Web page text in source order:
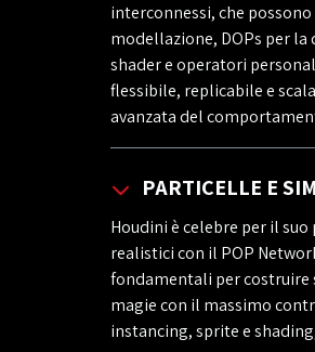
interconnessi, che
modellazione, DOPs per la
shader e operatori
flessibile, replicabile e
avanzata del
PARTICELLE E
Houdini è celebre per il
realistici con il POP
fondamentali per costruire
magie con il massimo
instancing, sprite e